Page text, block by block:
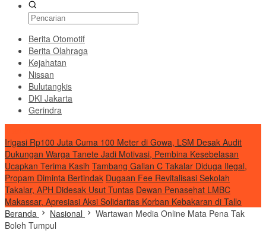
Berita Otomotif
Berita Olahraga
Kejahatan
Nissan
Bulutangkis
DKI Jakarta
Gerindra
Irigasi Rp100 Juta Cuma 100 Meter di Gowa, LSM Desak Audit
Dukungan Warga Tanete Jadi Motivasi, Pembina Kesebelasan
Ucapkan Terima Kasih Tambang Galian C Takalar Diduga Ilegal,
Propam Diminta Bertindak Dugaan Fee Revitalisasi Sekolah
Takalar, APH Didesak Usut Tuntas Dewan Penasehat LMBC
Makassar, Apresiasi Aksi Solidaritas Korban Kebakaran di Tallo
Beranda
Nasional
Wartawan Media Online Mata Pena Tak
Boleh Tumpul